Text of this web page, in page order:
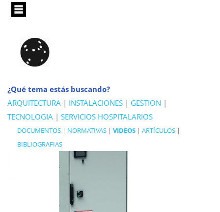
Pasar
principal
¿Qué tema estás buscando?
ARQUITECTURA | INSTALACIONES | GESTION |
TECNOLOGIA | SERVICIOS HOSPITALARIOS
DOCUMENTOS | NORMATIVAS | VIDEOS | ARTÍCULOS |
BIBLIOGRAFIAS